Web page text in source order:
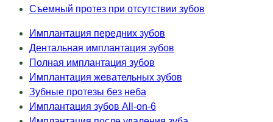
Съемный протез при отсутствии зубов
Имплантация передних зубов
Дентальная имплантация зубов
Полная имплантация зубов
Имплантация жевательных зубов
Зубные протезы без неба
Имплантация зубов All-on-6